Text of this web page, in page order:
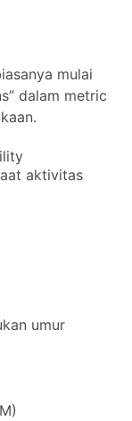
mulai
dalam metric
aktivitas
umur